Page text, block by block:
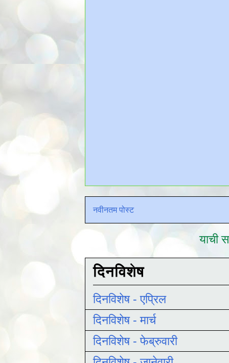
नवीनतम पोस्ट
याची
दिनविशेष
दिनविशेष - एप्रिल
दिनविशेष - मार्च
दिनविशेष - फेब्रुवारी